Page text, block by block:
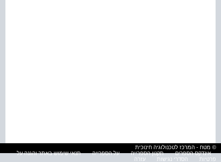
© מטח - המרכז לטכנולוגיה חינוכית
אינדקס הספרים
תקנון הספרייה על הספרייה
תנאי שימוש באתר והגנה על
פרטיות
הסדרי נגישות עזרה